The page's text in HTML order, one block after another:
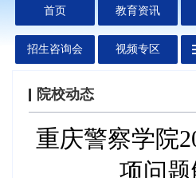
首页 教育资讯
招生咨询会 视频专区
院校动态
重庆警察学院
项问